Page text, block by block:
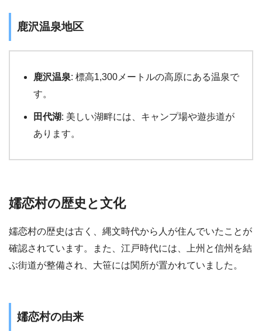
鹿沢温泉地区
鹿沢温泉: 標高1,300メートルの高原にある温泉で
す。
田代湖: 美しい湖畔には、キャンプ場や遊歩道が
あります。
嬬恋村の歴史と文化
嬬恋村の歴史は古く、縄文時代から人が住んでいたことが
確認されています。また、江戸時代には、上州と信州を結
ぶ街道が整備され、大笹には関所が置かれていました。
嬬恋村の由来